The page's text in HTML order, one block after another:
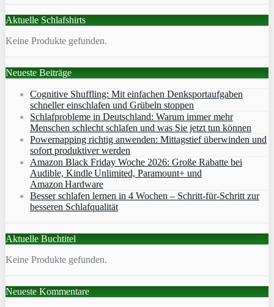
Aktuelle Schlafshirts
Keine Produkte gefunden.
Neueste Beiträge
Cognitive Shuffling: Mit einfachen Denksportaufgaben
schneller einschlafen und Grübeln stoppen
Schlafprobleme in Deutschland: Warum immer mehr
Menschen schlecht schlafen und was Sie jetzt tun können
Powernapping richtig anwenden: Mittagstief überwinden und
sofort produktiver werden
Amazon Black Friday Woche 2026: Große Rabatte bei
Audible, Kindle Unlimited, Paramount+ und
Amazon Hardware
Besser schlafen lernen in 4 Wochen – Schritt‑für‑Schritt zur
besseren Schlafqualität
Aktuelle Buchtitel
Keine Produkte gefunden.
Neueste Kommentare